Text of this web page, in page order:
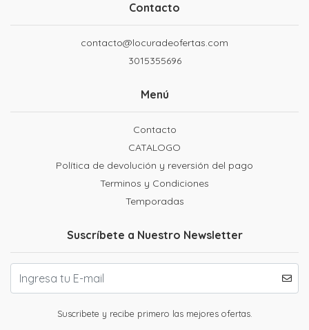
Contacto
contacto@locuradeofertas.com
3015355696
Menú
Contacto
CATALOGO
Política de devolución y reversión del pago
Terminos y Condiciones
Temporadas
Suscríbete a Nuestro Newsletter
Suscribete y recibe primero las mejores ofertas.